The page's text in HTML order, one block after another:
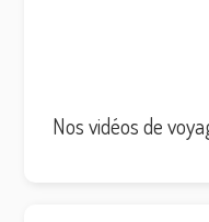
Nos vidéos de